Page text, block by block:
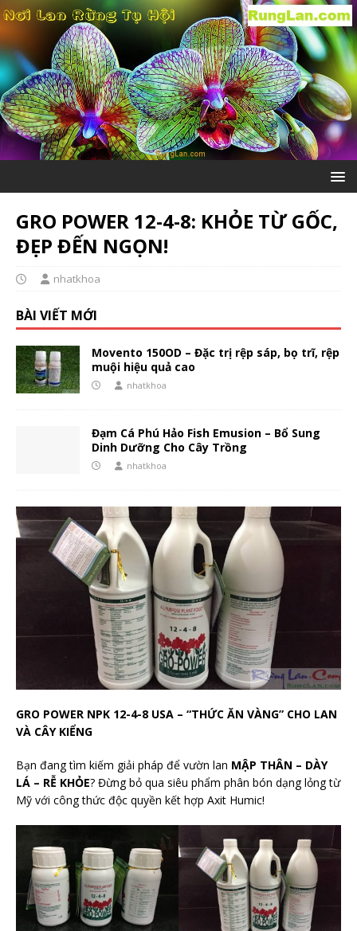
GRO POWER 12-4-8: KHỎE TỪ GỐC,
ĐẸP ĐẾN NGỌN!
nhatkhoa
BÀI VIẾT MỚI
Movento 150OD – Đặc trị rệp sáp, bọ trĩ, rệp
muội hiệu quả cao
nhatkhoa
Đạm Cá Phú Hảo Fish Emusion – Bổ Sung
Dinh Dưỡng Cho Cây Trồng
nhatkhoa
GRO POWER NPK 12-4-8 USA – “THỨC ĂN VÀNG” CHO LAN
VÀ CÂY KIỂNG
Bạn đang tìm kiếm giải pháp để vườn lan MẬP THÂN – DÀY
LÁ – RỄ KHỎE? Đừng bỏ qua siêu phẩm phân bón dạng lỏng từ
Mỹ với công thức độc quyền kết hợp Axit Humic!